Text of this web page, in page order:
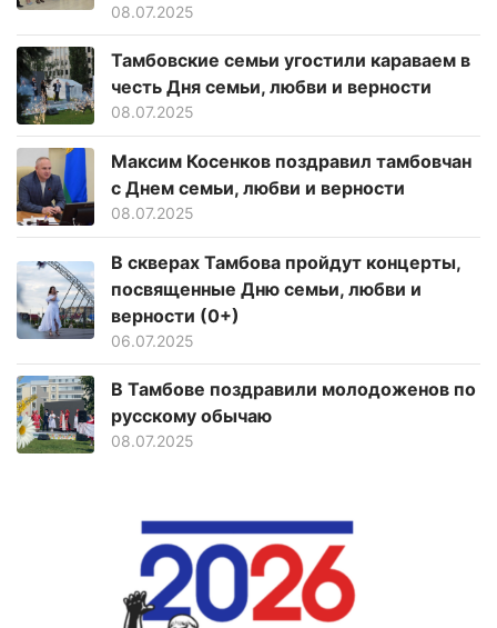
08.07.2025
Тамбовские семьи угостили караваем в
честь Дня семьи, любви и верности
08.07.2025
Максим Косенков поздравил тамбовчан
с Днем семьи, любви и верности
08.07.2025
В скверах Тамбова пройдут концерты,
посвященные Дню семьи, любви и
верности (0+)
06.07.2025
В Тамбове поздравили молодоженов по
русскому обычаю
08.07.2025